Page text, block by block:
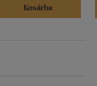
Kosárba